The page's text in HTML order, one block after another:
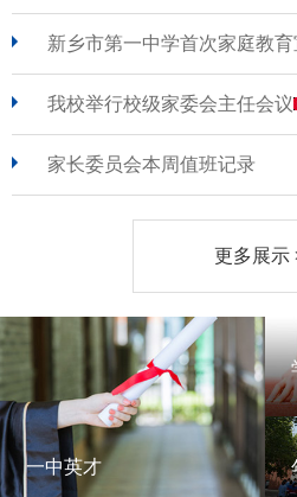
新乡市第一中学首次家庭教育
我校举行校级家委会主任会议
家长委员会本周值班记录
更多展示
一中英才